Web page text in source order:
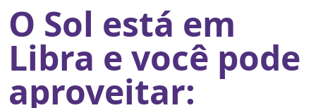
O Sol está em
Libra e você pode
aproveitar: